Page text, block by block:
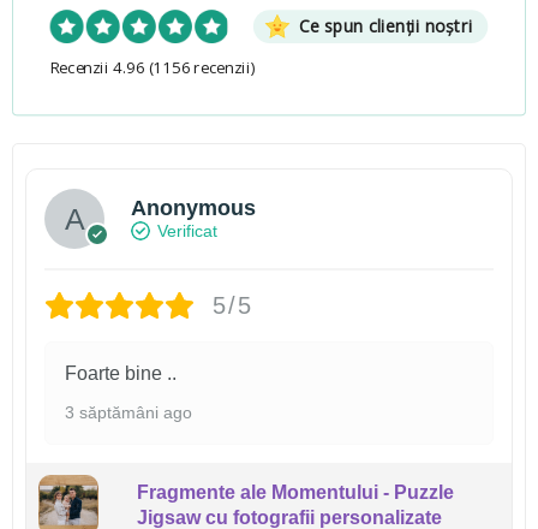
Ce spun clienții noștri
Recenzii 4.96 (1156 recenzii)
Anonymous
Verificat
5/5
Foarte bine ..
3 săptămâni ago
Fragmente ale Momentului - Puzzle
Jigsaw cu fotografii personalizate